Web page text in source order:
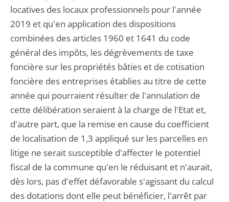
locatives des locaux professionnels pour l'année
2019 et qu'en application des dispositions
combinées des articles 1960 et 1641 du code
général des impôts, les dégrèvements de taxe
foncière sur les propriétés bâties et de cotisation
foncière des entreprises établies au titre de cette
année qui pourraient résulter de l'annulation de
cette délibération seraient à la charge de l'Etat et,
d'autre part, que la remise en cause du coefficient
de localisation de 1,3 appliqué sur les parcelles en
litige ne serait susceptible d'affecter le potentiel
fiscal de la commune qu'en le réduisant et n'aurait,
dès lors, pas d'effet défavorable s'agissant du calcul
des dotations dont elle peut bénéficier, l'arrêt par